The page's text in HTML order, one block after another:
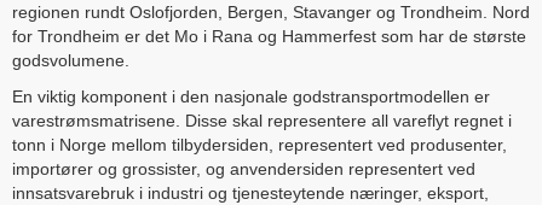
regionen rundt Oslofjorden, Bergen, Stavanger og Trondheim. Nord
for Trondheim er det Mo i Rana og Hammerfest som har de største
godsvolumene.
En viktig komponent i den nasjonale godstransportmodellen er
varestrømsmatrisene. Disse skal representere all vareflyt regnet i
tonn i Norge mellom tilbydersiden, representert ved produsenter,
importører og grossister, og anvendersiden representert ved
innsatsvarebruk i industri og tjenesteytende næringer, eksport,